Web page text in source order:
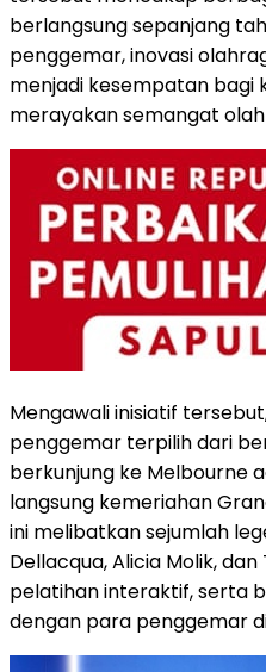
berlangsung sepanjang
penggemar, inovasi
menjadi kesempatan bagi
merayakan semangat
Mengawali inisiatif
penggemar terpilih dari
berkunjung ke Melbourne
langsung kemeriahan
ini melibatkan sejumlah
Dellacqua, Alicia Molik,
pelatihan interaktif, serta
dengan para penggemar